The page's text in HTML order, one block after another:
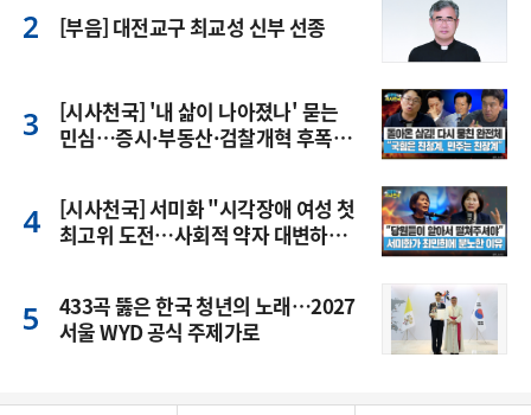
[부음] 대전교구 최교성 신부 선종
[시사천국] '내 삶이 나아졌나' 묻는
민심…증시·부동산·검찰개혁 후폭
[시사천국] 서미화 "시각장애 여성 첫
최고위 도전…사회적 약자 대변하겠
433곡 뚫은 한국 청년의 노래…2027
서울 WYD 공식 주제가로